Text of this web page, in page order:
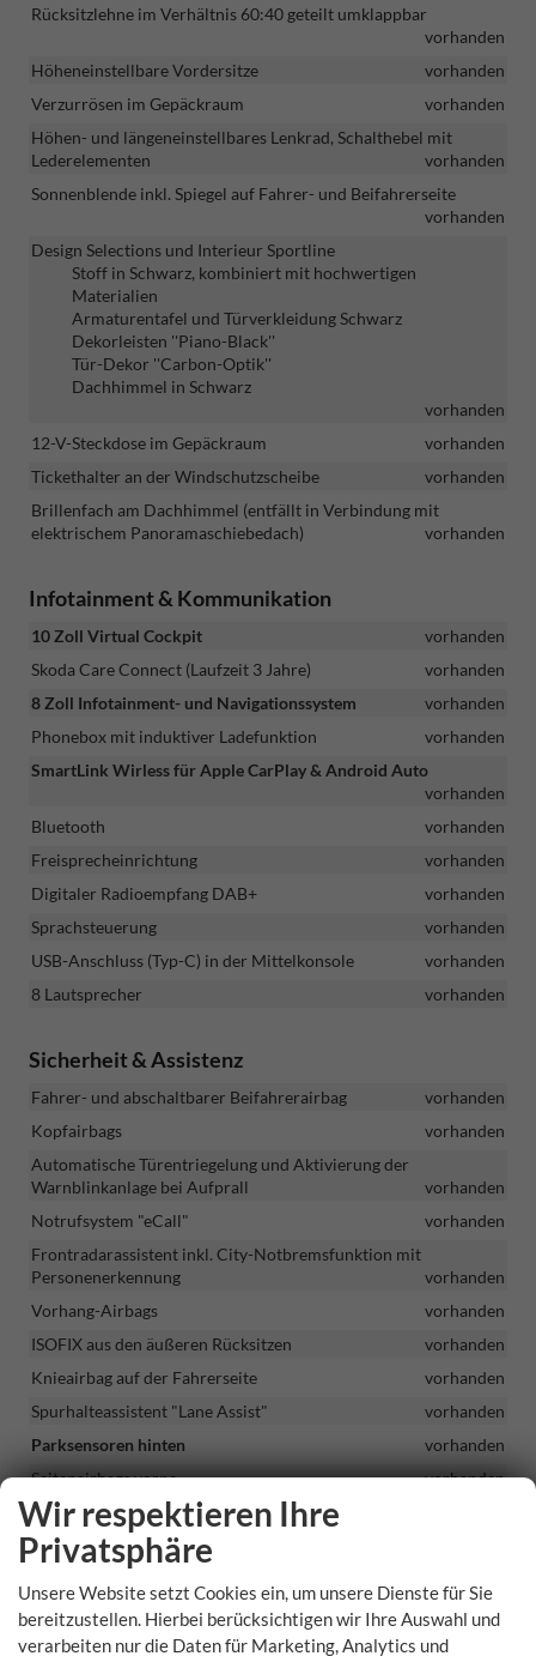
Rücksitzlehne im Verhältnis 60:40 geteilt umklappbar
vorhanden
Höheneinstellbare Vordersitze
vorhanden
Verzurrösen im Gepäckraum
vorhanden
Höhen- und längeneinstellbares Lenkrad, Schalthebel mit
Lederelementen
vorhanden
Sonnenblende inkl. Spiegel auf Fahrer- und Beifahrerseite
vorhanden
Design Selections und Interieur Sportline
Stoff in Schwarz, kombiniert mit hochwertigen
Materialien
Armaturentafel und Türverkleidung Schwarz
Dekorleisten ''Piano-Black''
Tür-Dekor ''Carbon-Optik''
Dachhimmel in Schwarz
vorhanden
12-V-Steckdose im Gepäckraum
vorhanden
Tickethalter an der Windschutzscheibe
vorhanden
Brillenfach am Dachhimmel (entfällt in Verbindung mit
elektrischem Panoramaschiebedach)
vorhanden
Infotainment & Kommunikation
10 Zoll Virtual Cockpit
vorhanden
Skoda Care Connect (Laufzeit 3 Jahre)
vorhanden
8 Zoll Infotainment- und Navigationssystem
vorhanden
Phonebox mit induktiver Ladefunktion
vorhanden
SmartLink Wirless für Apple CarPlay & Android Auto
vorhanden
Bluetooth
vorhanden
Freisprecheinrichtung
vorhanden
Digitaler Radioempfang DAB+
vorhanden
Sprachsteuerung
vorhanden
USB-Anschluss (Typ-C) in der Mittelkonsole
vorhanden
8 Lautsprecher
vorhanden
Sicherheit & Assistenz
Fahrer- und abschaltbarer Beifahrerairbag
vorhanden
Kopfairbags
vorhanden
Automatische Türentriegelung und Aktivierung der
Warnblinkanlage bei Aufprall
vorhanden
Notrufsystem "eCall"
vorhanden
Frontradarassistent inkl. City-Notbremsfunktion mit
Personenerkennung
vorhanden
Vorhang-Airbags
vorhanden
ISOFIX aus den äußeren Rücksitzen
vorhanden
Knieairbag auf der Fahrerseite
vorhanden
Spurhalteassistent "Lane Assist"
vorhanden
Parksensoren hinten
vorhanden
Seitenairbags vorne
vorhanden
Aufmerksamkeits- und Müdigkeitserkennung
Adaptiver Abstandstempomat "ACC"
vorhanden
Licht- und Regensensor
vorhanden
Wir respektieren Ihre
Privatsphäre
Unsere Website setzt Cookies ein, um unsere Dienste für Sie
bereitzustellen. Hierbei berücksichtigen wir Ihre Auswahl und
verarbeiten nur die Daten für Marketing, Analytics und